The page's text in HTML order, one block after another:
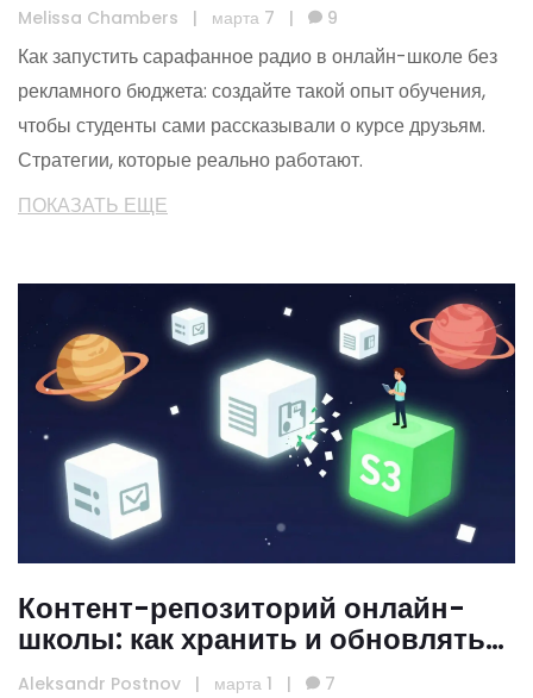
рекомендаций
Melissa Chambers | марта 7 | 9
Как запустить сарафанное радио в онлайн-школе без
рекламного бюджета: создайте такой опыт обучения,
чтобы студенты сами рассказывали о курсе друзьям.
Стратегии, которые реально работают.
ПОКАЗАТЬ ЕЩЕ
Контент-репозиторий онлайн-
школы: как хранить и обновлять
материалы без потерь
Aleksandr Postnov | марта 1 | 7